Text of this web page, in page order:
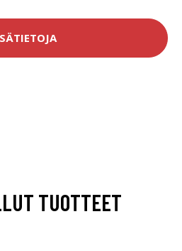
TUOTTEET